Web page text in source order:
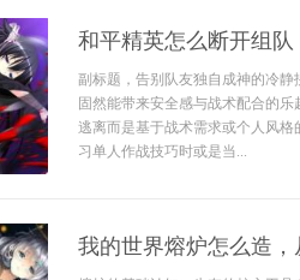
和平精英怎么断开组
副标题，告别队友独自成神的冷
固然能带来安全感与战术配合的
逃离而是基于战术需求或个人风
习单人作战技巧时或是当...
我的世界熔炉怎么造